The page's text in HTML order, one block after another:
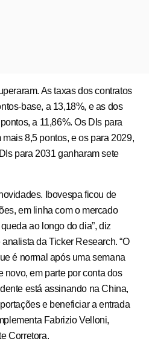
As taxas dos contratos
base, a 13,18%, e as dos
a 11,86%. Os DIs para
8,5 pontos, e os para 2029,
para 2031 ganharam sete
Ibovespa ficou de
em linha com o mercado
ao longo do dia”, diz
da Ticker Research. “O
é normal após uma semana
novo, em parte por conta dos
está assinando na China,
e beneficiar a entrada
Fabrizio Velloni,
Corretora.